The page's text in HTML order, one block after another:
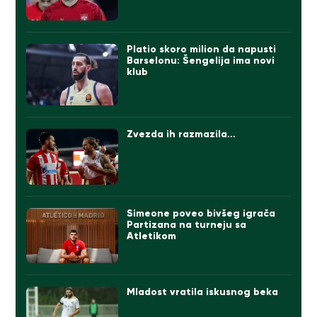
Platio skoro milion da napusti
Barselonu: Šengelija ima novi
klub
Zvezda ih razmazila…
Simeone poveo bivšeg igrača
Partizana na turneju sa
Atletikom
Mladost vratila iskusnog beka